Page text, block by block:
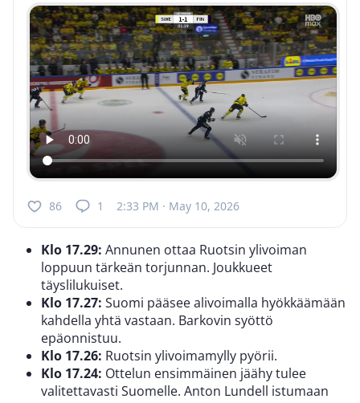
86 1 2:33 PM · May 10, 2026
Klo 17.29: Annunen ottaa Ruotsin ylivoiman
loppuun tärkeän torjunnan. Joukkueet
täyslilukuiset.
Klo 17.27: Suomi pääsee alivoimalla hyökkäämään
kahdella yhtä vastaan. Barkovin syöttö
epäonnistuu.
Klo 17.26: Ruotsin ylivoimamylly pyörii.
Klo 17.24: Ottelun ensimmäinen jäähy tulee
valitettavasti Suomelle. Anton Lundell istumaan